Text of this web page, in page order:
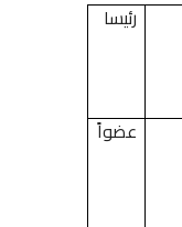
رئيسا
عضواً